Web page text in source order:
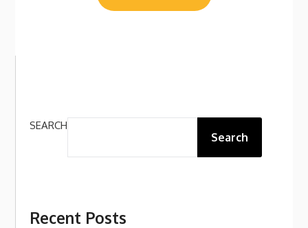
SEARCH
Search
Recent Posts